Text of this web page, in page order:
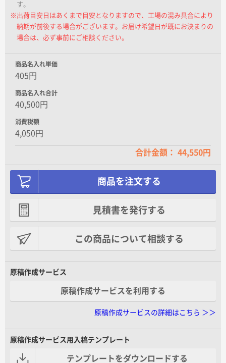
す。
※出荷目安日はあくまで目安となりますので、工場の混み具合により
納期が前後する場合がございます。お届け希望日が既にお決まりの
場合は、必ず事前にご相談ください。
商品名入れ単価
405円
商品名入れ合計
40,500円
消費税額
4,050円
合計金額： 44,550円
商品を注文する
見積書を発行する
この商品について相談する
原稿作成サービス
原稿作成サービスを利用する
原稿作成サービスの詳細はこちら ＞＞
原稿作成サービス用入稿テンプレート
テンプレートをダウンロードする